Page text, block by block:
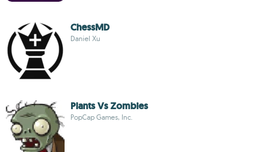
ChessMD
Daniel Xu
Plants Vs Zombies
PopCap Games, Inc.